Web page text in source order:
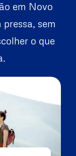
em Novo
pressa, sem
o que